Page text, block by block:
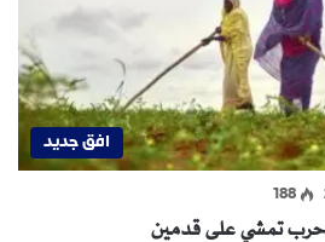
افق جديد
188
حرب تمشي على قدمين